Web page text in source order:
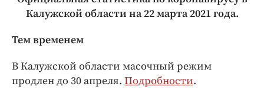
Калужской области на 22марта 2021 года.
Тем временем
В Калужской области масочный режим
продлен до 30 апреля. Подробности.